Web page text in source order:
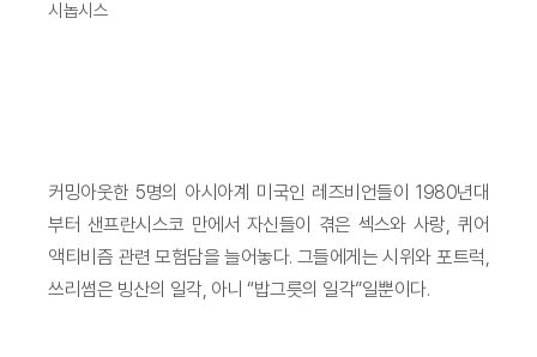
시놉시스
커밍아웃한 5명의 아시아계 미국인 레즈비언들이 1980년대
부터 샌프란시스코 만에서 자신들이 겪은 섹스와 사랑, 퀴어
액티비즘 관련 모험담을 늘어놓다. 그들에게는 시위와 포트럭,
쓰리썸은 빙산의 일각, 아니 “밥그릇의 일각”일뿐이다.